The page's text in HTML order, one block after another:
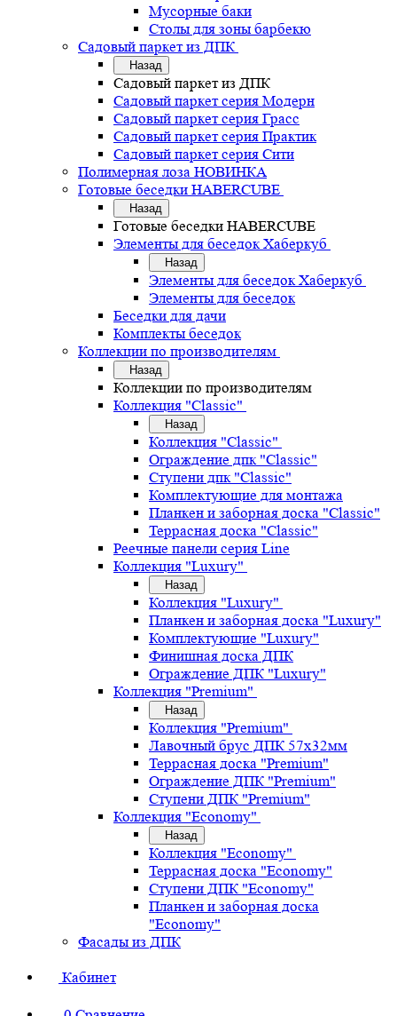
Мусорные баки
Столы для зоны барбекю
Садовый паркет из ДПК
Назад
Садовый паркет из ДПК
Садовый паркет серия Mодерн
Садовый паркет серия Грасс
Садовый паркет серия Практик
Садовый паркет серия Сити
Полимерная лоза НОВИНКА
Готовые беседки HABERCUBE
Назад
Готовые беседки HABERCUBE
Элементы для беседок Хаберкуб
Назад
Элементы для беседок Хаберкуб
Элементы для беседок
Беседки для дачи
Комплекты беседок
Коллекции по производителям
Назад
Коллекции по производителям
Коллекция "Classic"
Назад
Коллекция "Classic"
Ограждение дпк "Classic"
Ступени дпк "Classic"
Комплектующие для монтажа
Планкен и заборная доска "Classic"
Террасная доска "Classic"
Реечные панели серия Line
Коллекция "Luxury"
Назад
Коллекция "Luxury"
Планкен и заборная доска "Luxury"
Комплектующие "Luxury"
Финишная доска ДПК
Ограждение ДПК "Luxury"
Коллекция "Premium"
Назад
Коллекция "Premium"
Лавочный брус ДПК 57х32мм
Террасная доска "Premium"
Ограждение ДПК "Premium"
Ступени ДПК "Premium"
Коллекция "Economy"
Назад
Коллекция "Economy"
Террасная доска "Economy"
Ступени ДПК "Economy"
Планкен и заборная доска
"Economy"
Фасады из ДПК
Кабинет